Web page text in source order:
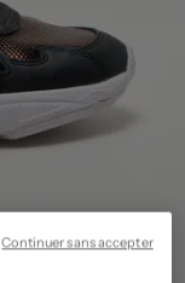
Continuer sans accepter